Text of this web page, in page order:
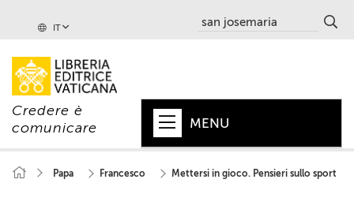
IT
Credere è
comunicare
MENU
Papa Francesco Mettersi in gioco. Pensieri sullo sport